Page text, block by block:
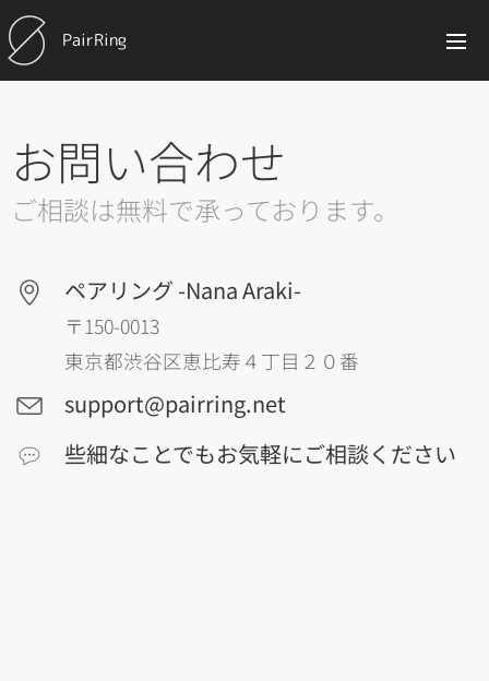
PairRing
お問い合わせ
ご相談は無料で承っております。
ペアリング -Nana Araki-
〒150-0013
東京都渋谷区恵比寿４丁目２０番
support@pairring.net
些細なことでもお気軽にご相談ください